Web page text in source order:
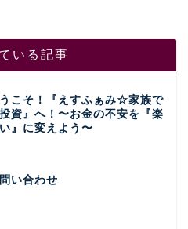
いる記事
こそ！『えすふぁみ☆家族で
資』へ！〜お金の不安を『楽
』に変えよう〜
い合わせ